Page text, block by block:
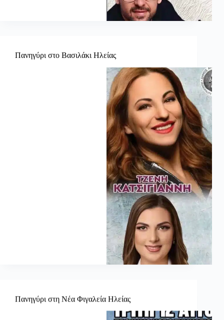
Πανηγύρι στο Βασιλάκι Ηλείας
Πανηγύρι στη Νέα Φιγαλεία Ηλείας